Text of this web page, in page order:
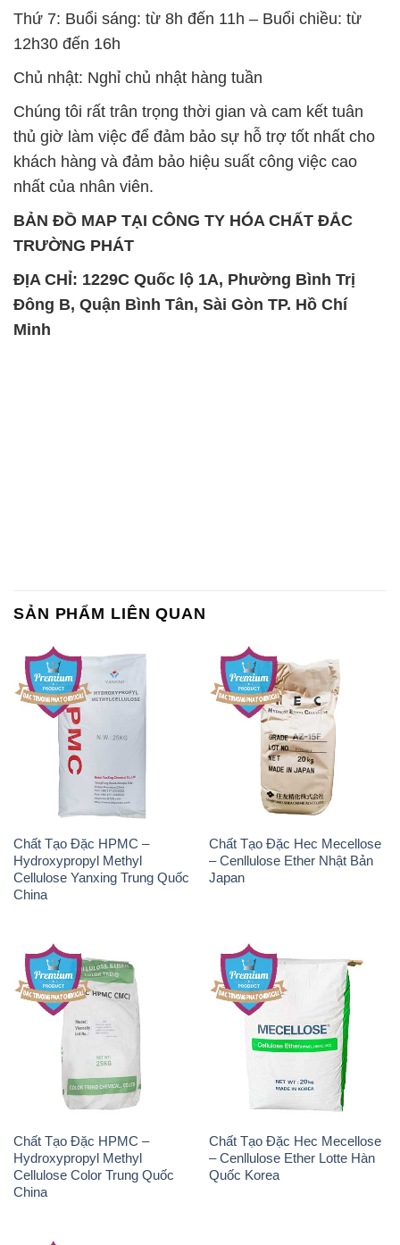
Thứ 7: Buổi sáng: từ 8h đến 11h – Buổi chiều: từ
12h30 đến 16h
Chủ nhật: Nghỉ chủ nhật hàng tuần
Chúng tôi rất trân trọng thời gian và cam kết tuân
thủ giờ làm việc để đảm bảo sự hỗ trợ tốt nhất cho
khách hàng và đảm bảo hiệu suất công việc cao
nhất của nhân viên.
BẢN ĐỒ MAP TẠI CÔNG TY HÓA CHẤT ĐẮC
TRƯỜNG PHÁT
ĐỊA CHỈ: 1229C Quốc lộ 1A, Phường Bình Trị
Đông B, Quận Bình Tân, Sài Gòn TP. Hồ Chí
Minh
SẢN PHẨM LIÊN QUAN
Chất Tạo Đặc HPMC –
Hydroxypropyl Methyl
Cellulose Yanxing Trung Quốc
China
Chất Tạo Đặc Hec Mecellose
– Cenllulose Ether Nhật Bản
Japan
Chất Tạo Đặc HPMC –
Hydroxypropyl Methyl
Cellulose Color Trung Quốc
China
Chất Tạo Đặc Hec Mecellose
– Cenllulose Ether Lotte Hàn
Quốc Korea